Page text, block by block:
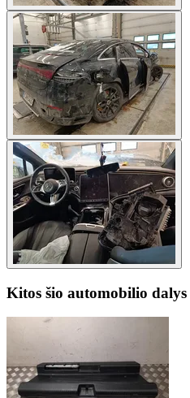
Kitos šio automobilio dalys